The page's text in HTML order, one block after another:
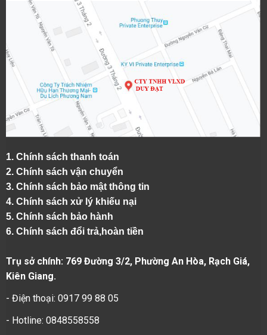
1. Chính sách thanh toán
2. Chính sách vận chuyển
3. Chính sách bảo mật thông tin
4. Chính sách xử lý khiếu nại
5. Chính sách bảo hành
6. Chính sách đổi trả,hoàn tiền
Trụ sở chính: 769 Đường 3/2, Phường An Hòa, Rạch Giá,
Kiên Giang.
- Điện thoại: 0917 99 88 05
- Hotline: 0848558558